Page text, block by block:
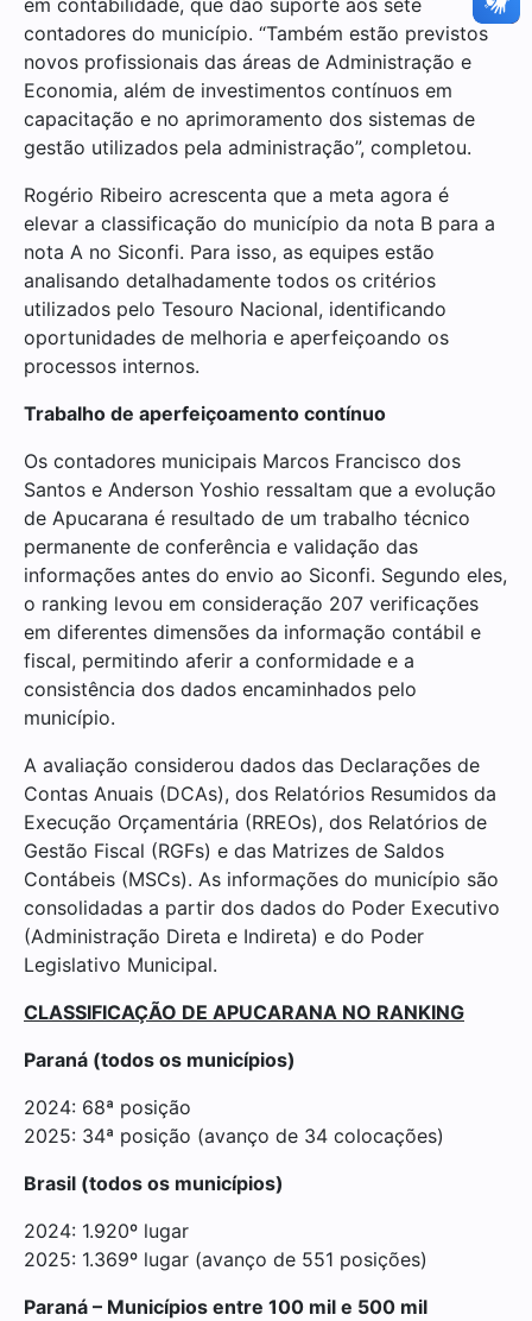
contadores do município. “Também estão previstos
novos profissionais das áreas de Administração e
Economia, além de investimentos contínuos em
capacitação e no aprimoramento dos sistemas de
gestão utilizados pela administração”, completou.
Rogério Ribeiro acrescenta que a meta agora é
elevar a classificação do município da nota B para a
nota A no Siconfi. Para isso, as equipes estão
analisando detalhadamente todos os critérios
utilizados pelo Tesouro Nacional, identificando
oportunidades de melhoria e aperfeiçoando os
processos internos.
Trabalho de aperfeiçoamento contínuo
Os contadores municipais Marcos Francisco dos
Santos e Anderson Yoshio ressaltam que a evolução
de Apucarana é resultado de um trabalho técnico
permanente de conferência e validação das
informações antes do envio ao Siconfi. Segundo eles,
o ranking levou em consideração 207 verificações
em diferentes dimensões da informação contábil e
fiscal, permitindo aferir a conformidade e a
consistência dos dados encaminhados pelo
município.
A avaliação considerou dados das Declarações de
Contas Anuais (DCAs), dos Relatórios Resumidos da
Execução Orçamentária (RREOs), dos Relatórios de
Gestão Fiscal (RGFs) e das Matrizes de Saldos
Contábeis (MSCs). As informações do município são
consolidadas a partir dos dados do Poder Executivo
(Administração Direta e Indireta) e do Poder
Legislativo Municipal.
CLASSIFICAÇÃO DE APUCARANA NO RANKING
Paraná (todos os municípios)
2024: 68ª posição
2025: 34ª posição (avanço de 34 colocações)
Brasil (todos os municípios)
2024: 1.920º lugar
2025: 1.369º lugar (avanço de 551 posições)
Paraná – Municípios entre 100 mil e 500 mil